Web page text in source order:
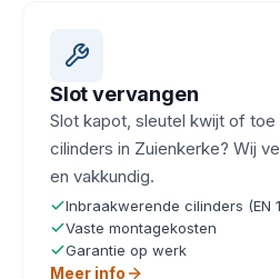
Slot vervangen
Slot kapot, sleutel kwijt of
cilinders in Zuienkerke? Wij
en vakkundig.
Inbraakwerende cilinders (EN
Vaste montagekosten
Garantie op werk
Meer info